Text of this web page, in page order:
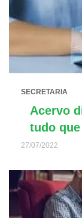
SECRETARIA
Acervo
tudo
27/07/2022